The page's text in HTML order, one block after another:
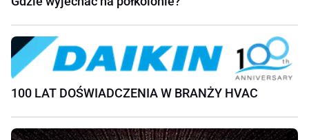
100 LAT DOŚWIADCZENIA W BRANŻY HVAC